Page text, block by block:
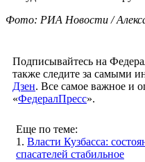
Фото: РИА Новости /
Подписывайтесь на
также следите за самыми
Дзен. Все самое важное и
«ФедералПресс».
Еще по теме:
1. Власти Кузбасса:
спасателей стабильное